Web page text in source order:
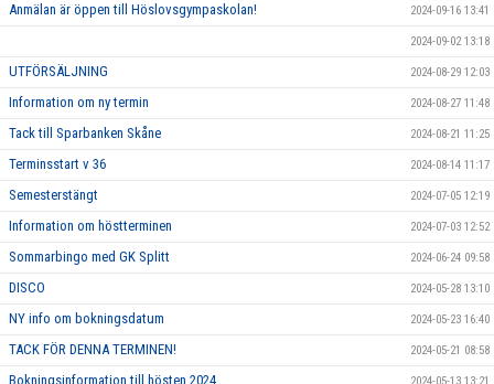
Anmälan är öppen till Höslovsgympaskolan! 2024-09-16 13:41
2024-09-02 13:18
UTFÖRSÄLJNING 2024-08-29 12:03
Information om ny termin 2024-08-27 11:48
Tack till Sparbanken Skåne 2024-08-21 11:25
Terminsstart v 36 2024-08-14 11:17
Semesterstängt 2024-07-05 12:19
Information om höstterminen 2024-07-03 12:52
Sommarbingo med GK Splitt 2024-06-24 09:58
DISCO 2024-05-28 13:10
NY info om bokningsdatum 2024-05-23 16:40
TACK FÖR DENNA TERMINEN! 2024-05-21 08:58
Bokningsinformation till hösten 2024